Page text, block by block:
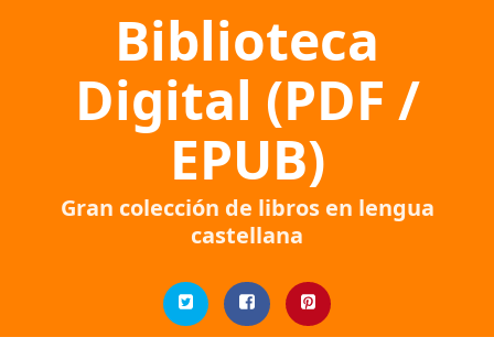
Biblioteca
Digital (PDF /
EPUB)
Gran colección de libros en lengua
castellana